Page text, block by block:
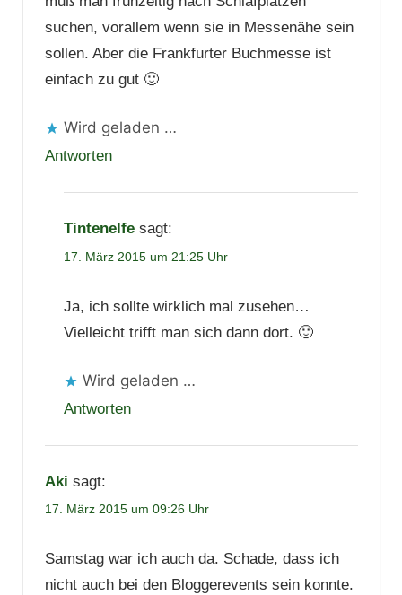
suchen, vorallem wenn sie in Messenähe sein
sollen. Aber die Frankfurter Buchmesse ist
einfach zu gut 🙂
Wird geladen …
Antworten
Tintenelfe sagt:
17. März 2015 um 21:25 Uhr
Ja, ich sollte wirklich mal zusehen…
Vielleicht trifft man sich dann dort. 🙂
Wird geladen …
Antworten
Aki sagt:
17. März 2015 um 09:26 Uhr
Samstag war ich auch da. Schade, dass ich
nicht auch bei den Bloggerevents sein konnte.